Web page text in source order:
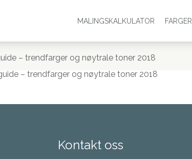
MALINGSKALKULATOR FARGER
– trendfarger og nøytrale toner 2018
– trendfarger og nøytrale toner 2018
Kontakt oss